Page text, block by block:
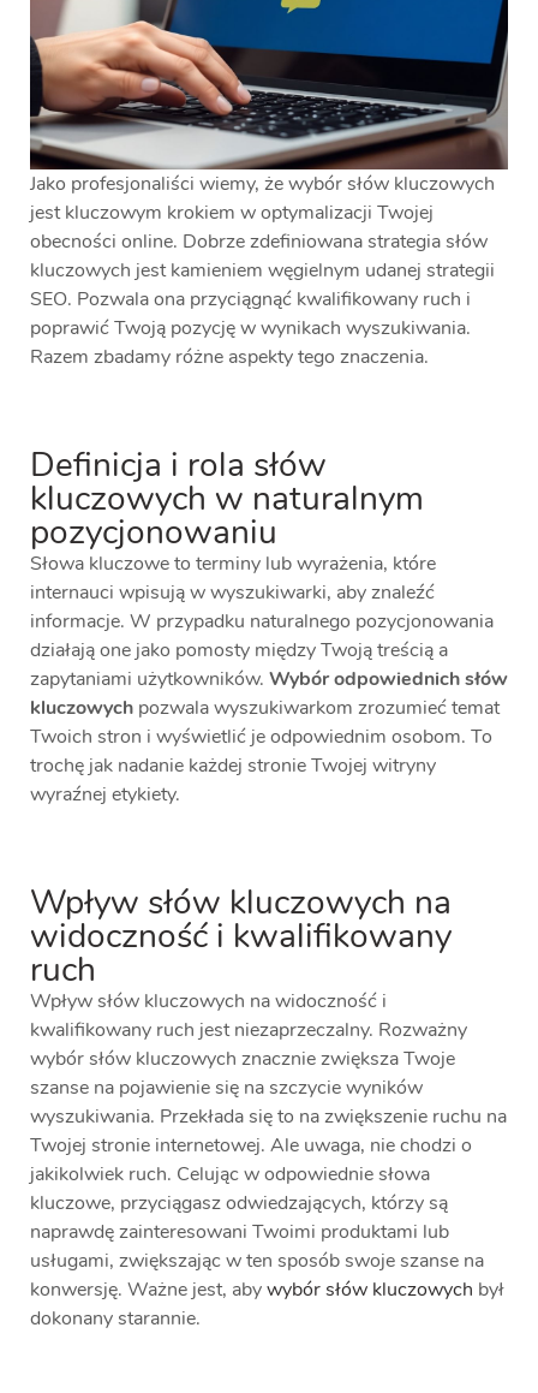
Jako profesjonaliści wiemy, że wybór słów kluczowych
jest kluczowym krokiem w optymalizacji Twojej
obecności online. Dobrze zdefiniowana strategia słów
kluczowych jest kamieniem węgielnym udanej strategii
SEO. Pozwala ona przyciągnąć kwalifikowany ruch i
poprawić Twoją pozycję w wynikach wyszukiwania.
Razem zbadamy różne aspekty tego znaczenia.
Definicja i rola słów
kluczowych w naturalnym
pozycjonowaniu
Słowa kluczowe to terminy lub wyrażenia, które
internauci wpisują w wyszukiwarki, aby znaleźć
informacje. W przypadku naturalnego pozycjonowania
działają one jako pomosty między Twoją treścią a
zapytaniami użytkowników. Wybór odpowiednich słów
kluczowych pozwala wyszukiwarkom zrozumieć temat
Twoich stron i wyświetlić je odpowiednim osobom. To
trochę jak nadanie każdej stronie Twojej witryny
wyraźnej etykiety.
Wpływ słów kluczowych na
widoczność i kwalifikowany
ruch
Wpływ słów kluczowych na widoczność i
kwalifikowany ruch jest niezaprzeczalny. Rozważny
wybór słów kluczowych znacznie zwiększa Twoje
szanse na pojawienie się na szczycie wyników
wyszukiwania. Przekłada się to na zwiększenie ruchu na
Twojej stronie internetowej. Ale uwaga, nie chodzi o
jakikolwiek ruch. Celując w odpowiednie słowa
kluczowe, przyciągasz odwiedzających, którzy są
naprawdę zainteresowani Twoimi produktami lub
usługami, zwiększając w ten sposób swoje szanse na
konwersję. Ważne jest, abywybór słów kluczowych był
dokonany starannie.